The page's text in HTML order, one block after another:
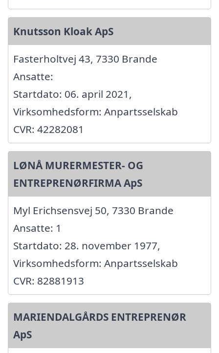
Knutsson Kloak ApS
Fasterholtvej 43, 7330 Brande
Ansatte:
Startdato: 06. april 2021,
Virksomhedsform: Anpartsselskab
CVR: 42282081
LØNÅ MURERMESTER- OG
ENTREPRENØRFIRMA ApS
Myl Erichsensvej 50, 7330 Brande
Ansatte: 1
Startdato: 28. november 1977,
Virksomhedsform: Anpartsselskab
CVR: 82881913
MARIENDALGÅRDS ENTREPRENØR
ApS